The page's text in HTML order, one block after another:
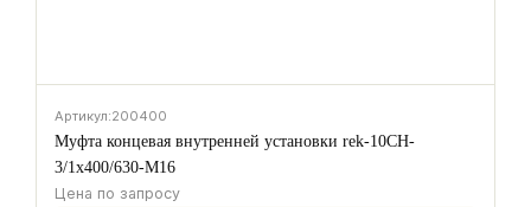
Артикул:200400
Муфта концевая внутренней установки rek-10CH-
3/1х400/630-M16
Цена по запросу